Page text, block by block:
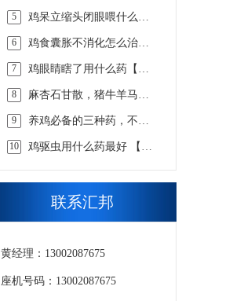
5
鸡呆立缩头闭眼喂什么药
6
鸡食囊胀不消化怎么治，
药】
7
鸡眼睛瞎了用什么药【汇
8
麻杏石甘散，猪牛羊马兔
9
养鸡必备的三种药，不知
10
鸡驱虫用什么药最好 【汇
联系汇邦
黄经理：13002087675
座机号码：13002087675